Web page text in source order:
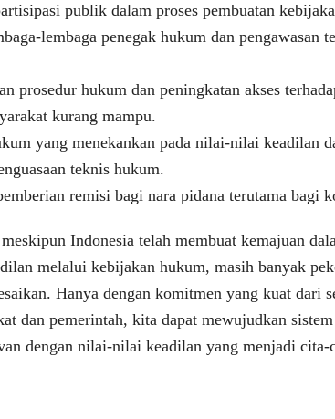
publik dalam proses pembuatan
lembaga penegak hukum dan pengawasan
prosedur hukum dan peningkatan akses
kurang mampu.
yang menekankan pada nilai-nilai keadilan
teknis hukum.
remisi bagi nara pidana terutama bagi
Indonesia telah membuat kemajuan
melalui kebijakan hukum, masih banyak
Hanya dengan komitmen yang kuat dari
dan pemerintah, kita dapat mewujudkan
dengan nilai-nilai keadilan yang menjadi cita-